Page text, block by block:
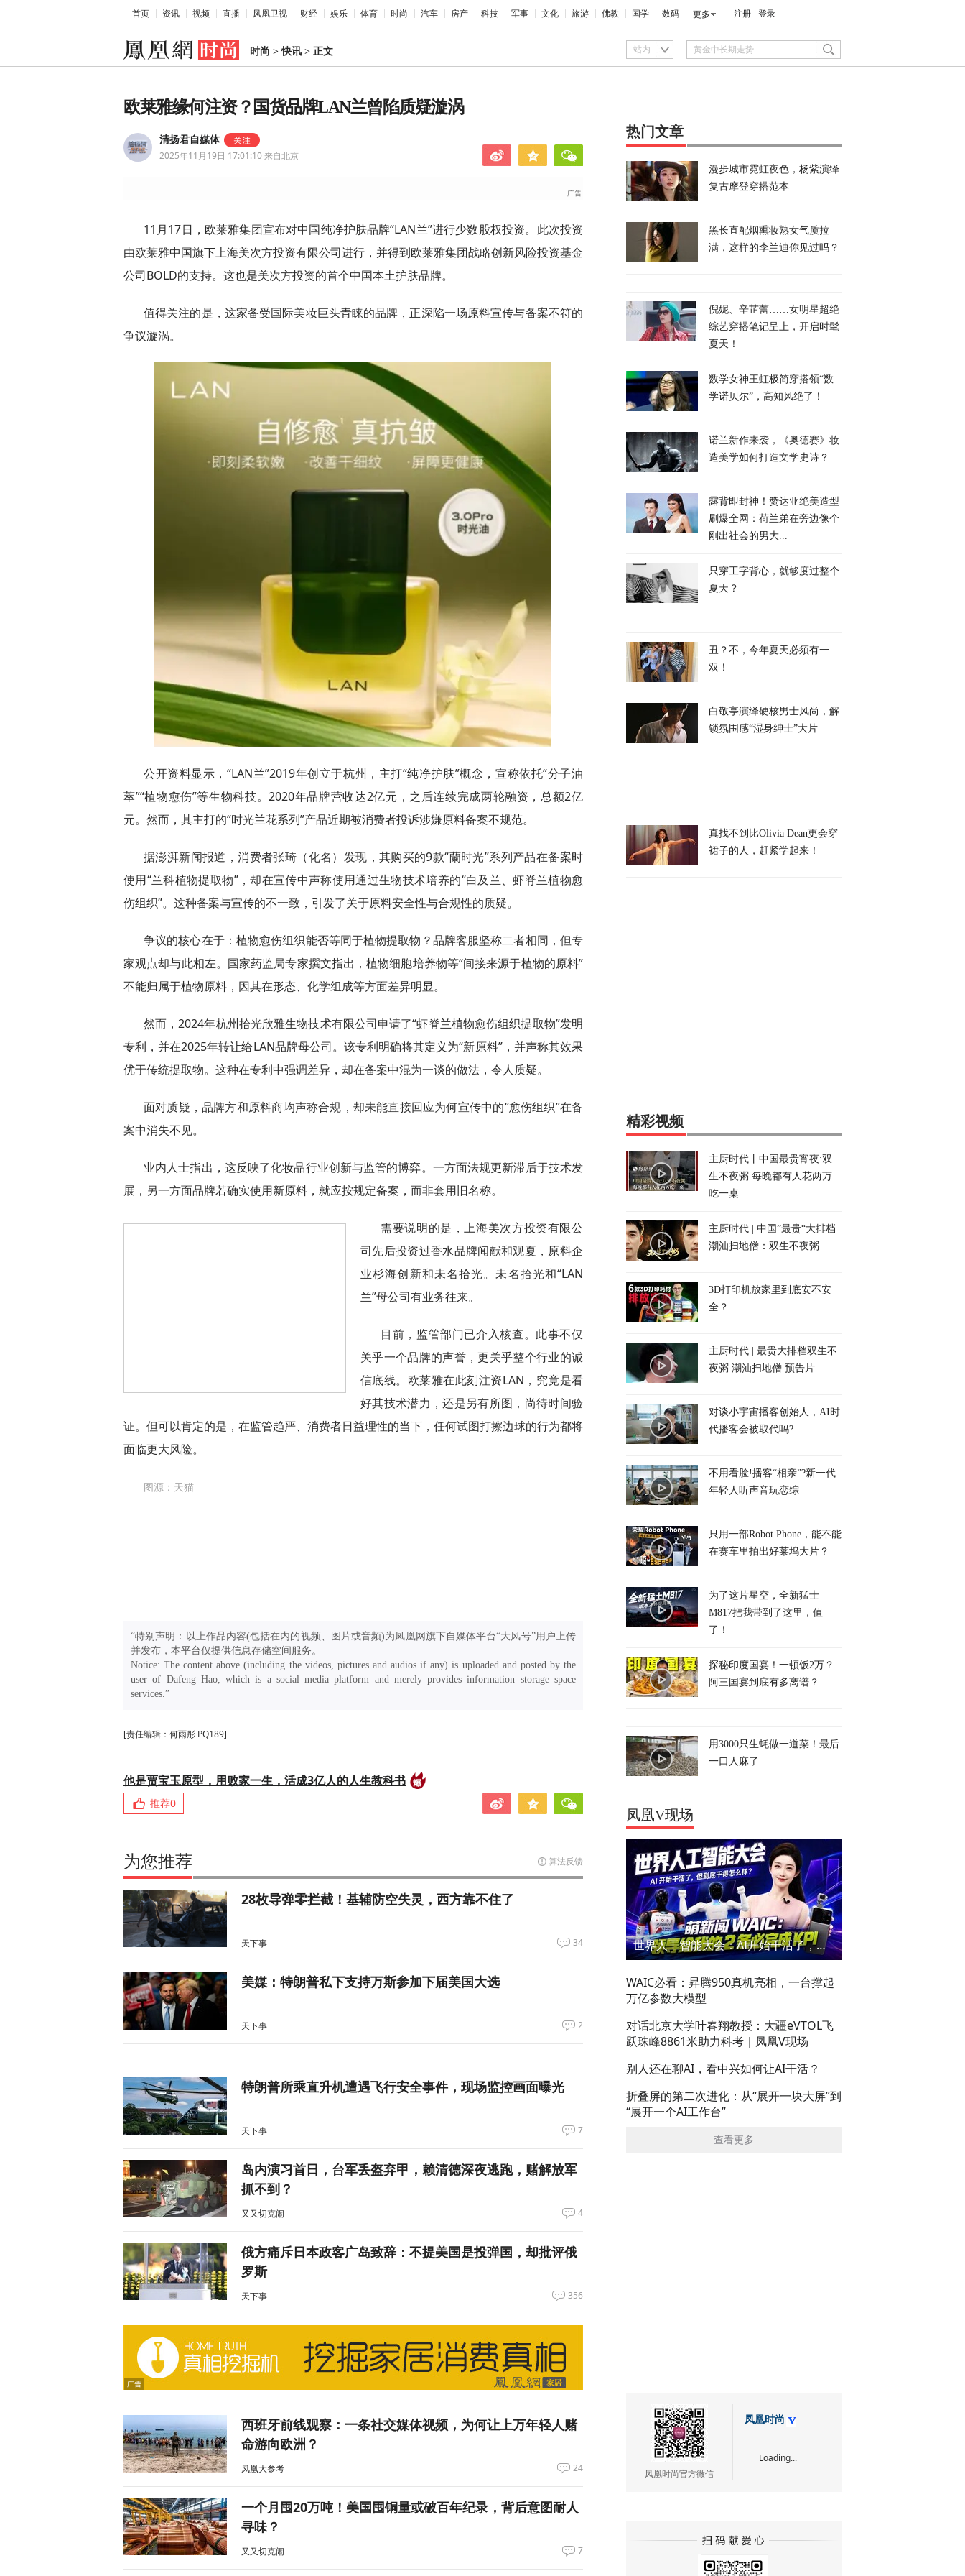
首页 资讯 视频 直播 凤凰卫视 财经 娱乐 体育 时尚 汽车 房产 科技 军事 文化 旅游 佛教 国学 数码 更多 注册 登录
时尚 >快讯 > 正文 站内
欧莱雅缘何注资？国货品牌LAN兰曾陷质疑漩涡
清扬君自媒体
2025年11月19日 17:01:10来自北京
11月17日，欧莱雅集团宣布对中国纯净护肤品牌“LAN兰”进行少数股权投资。此次投资
由欧莱雅中国旗下上海美次方投资有限公司进行，并得到欧莱雅集团战略创新风险投资基金
公司BOLD的支持。这也是美次方投资的首个中国本土护肤品牌。
值得关注的是，这家备受国际美妆巨头青睐的品牌，正深陷一场原料宣传与备案不符的
争议漩涡。
公开资料显示，“LAN兰”2019年创立于杭州，主打“纯净护肤”概念，宣称依托“分子油
萃”“植物愈伤”等生物科技。2020年品牌营收达2亿元，之后连续完成两轮融资，总额2亿
元。然而，其主打的“时光兰花系列”产品近期被消费者投诉涉嫌原料备案不规范。
据澎湃新闻报道，消费者张琦（化名）发现，其购买的9款“蘭时光”系列产品在备案时
使用“兰科植物提取物”，却在宣传中声称使用通过生物技术培养的“白及兰、虾脊兰植物愈
伤组织”。这种备案与宣传的不一致，引发了关于原料安全性与合规性的质疑。
争议的核心在于：植物愈伤组织能否等同于植物提取物？品牌客服坚称二者相同，但专
家观点却与此相左。国家药监局专家撰文指出，植物细胞培养物等“间接来源于植物的原料”
不能归属于植物原料，因其在形态、化学组成等方面差异明显。
然而，2024年杭州拾光欣雅生物技术有限公司申请了“虾脊兰植物愈伤组织提取物”发明
专利，并在2025年转让给LAN品牌母公司。该专利明确将其定义为“新原料”，并声称其效果
优于传统提取物。这种在专利中强调差异，却在备案中混为一谈的做法，令人质疑。
面对质疑，品牌方和原料商均声称合规，却未能直接回应为何宣传中的“愈伤组织”在备
案中消失不见。
业内人士指出，这反映了化妆品行业创新与监管的博弈。一方面法规更新滞后于技术发
展，另一方面品牌若确实使用新原料，就应按规定备案，而非套用旧名称。
需要说明的是，上海美次方投资有限公
司先后投资过香水品牌闻献和观夏，原料企
业杉海创新和未名拾光。未名拾光和“LAN
兰”母公司有业务往来。
目前，监管部门已介入核查。此事不仅
关乎一个品牌的声誉，更关乎整个行业的诚
信底线。欧莱雅在此刻注资LAN，究竟是看
好其技术潜力，还是另有所图，尚待时间验
证。但可以肯定的是，在监管趋严、消费者日益理性的当下，任何试图打擦边球的行为都将
面临更大风险。
图源：天猫
“特别声明：以上作品内容(包括在内的视频、图片或音频)为凤凰网旗下自媒体平台“大风号”用户上传
并发布，本平台仅提供信息存储空间服务。
Notice: The content above (including the videos, pictures and audios if any) is uploaded and posted by the
user of Dafeng Hao, which is a social media platform and merely provides information storage space
services.”
[责任编辑：何雨彤 PQ189]
他是贾宝玉原型，用败家一生，活成3亿人的人生教科书
推荐0
为您推荐 算法反馈
28枚导弹零拦截！基辅防空失灵，西方靠不住了
天下事 34
美媒：特朗普私下支持万斯参加下届美国大选
天下事 2
特朗普所乘直升机遭遇飞行安全事件，现场监控画面曝光
天下事 7
岛内演习首日，台军丢盔弃甲，赖清德深夜逃跑，赌解放军
抓不到？
又又切克闹 4
俄方痛斥日本政客广岛致辞：不提美国是投弹国，却批评俄
罗斯
天下事 356
西班牙前线观察：一条社交媒体视频，为何让上万年轻人赌
命游向欧洲？
凤凰大参考 24
一个月囤20万吨！美国囤铜量或破百年纪录，背后意图耐人
寻味？
又又切克闹 7
热门文章
漫步城市霓虹夜色，杨紫演绎
复古摩登穿搭范本
黑长直配烟熏妆熟女气质拉
满，这样的李兰迪你见过吗？
倪妮、辛芷蕾……女明星超绝
综艺穿搭笔记呈上，开启时髦
夏天！
数学女神王虹极简穿搭领“数
学诺贝尔”，高知风绝了！
诺兰新作来袭，《奥德赛》妆
造美学如何打造文学史诗？
露背即封神！赞达亚绝美造型
刷爆全网：荷兰弟在旁边像个
刚出社会的男大...
只穿工字背心，就够度过整个
夏天？
丑？不，今年夏天必须有一
双！
白敬亭演绎硬核男士风尚，解
锁氛围感“湿身绅士”大片
真找不到比Olivia Dean更会穿
裙子的人，赶紧学起来！
精彩视频
主厨时代丨中国最贵宵夜:双
生不夜粥 每晚都有人花两万
吃一桌
主厨时代 | 中国”最贵“大排档
潮汕扫地僧：双生不夜粥
3D打印机放家里到底安不安
全？
主厨时代 | 最贵大排档双生不
夜粥 潮汕扫地僧 预告片
对谈小宇宙播客创始人，AI时
代播客会被取代吗?
不用看脸!播客“相亲”?新一代
年轻人听声音玩恋综
只用一部Robot Phone，能不能
在赛车里拍出好莱坞大片？
为了这片星空，全新猛士
M817把我带到了这里，值
了！
探秘印度国宴！一顿饭2万？
阿三国宴到底有多离谱？
用3000只生蚝做一道菜！最后
一口人麻了
凤凰V现场
世界人工智能大会：AI开始干活了，但到底干的怎么样？萌新闯WAIC
WAIC必看：昇腾950真机亮相，一台撑起
万亿参数大模型
对话北京大学叶春翔教授：大疆eVTOL飞
跃珠峰8861米助力科考｜凤凰V现场
别人还在聊AI，看中兴如何让AI干活？
折叠屏的第二次进化：从“展开一块大屏”到
“展开一个AI工作台”
查看更多
凤凰时尚官方微信
凤凰时尚
Loading...